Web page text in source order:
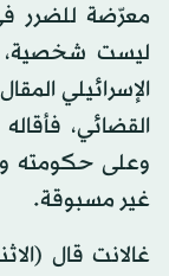
معرّضة للضرر
ليست شخصية،
الإسرائيلي
القضائي،
وعلى حكومته
غير مسبوقة.
غالانت قال